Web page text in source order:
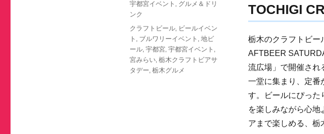
TOCHIGI
栃木のクラフトビー
AFTBEER
流広場」で開催され
一堂に集まり、定番
す。ビールにぴった
を楽しみながら心
アまで楽しめる、栃
カ
テ
ゴ
リ
宇都宮イベント , グルメ＆ドリ
ンク
タ
グ
クラフトビール, ビールイベン
ト , ブルワリーイベント , 地ビ
ール, 宇都宮, 宇都宮イベント ,
宮みらい, 栃木クラフトビアサ
タデー, 栃木グルメ